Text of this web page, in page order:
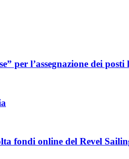
per l’assegnazione dei
fondi online del Revel